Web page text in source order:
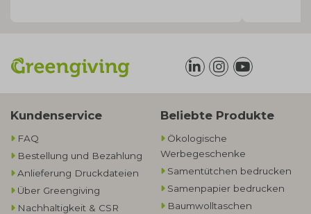
Kundenservice
FAQ
Bestellung und Bezahlung
Anlieferung Druckdateien
Über Greengiving
Nachhaltigkeit & CSR
Beliebte Produkte
Ökologische
Werbegeschenke​
Samentütchen bedrucken
Samenpapier bedrucken
Baumwolltaschen​